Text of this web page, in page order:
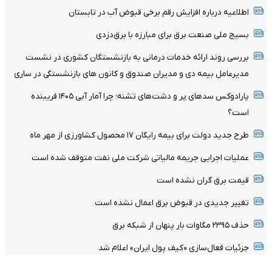
اطلاعیه درباره افزایش رقم برخی قبوض آب در تابستان
بسیج ملی صنعت برق برای مبارزه با برق‌دزدی
بررسی روند ارائه خدمات درمانی به بازنشستگان کشوری در نشست
مدیرعامل بیمه دی و مدیران صندوق و کانون های بازنشستگی در ساری
پارادوکس سدهای پر و دشت‌های تشنه؛ چرا آمار آبی ۱۴۰۵ فریبنده
است؟
طرح جدید دولت برای بیمه رایگان ۱۷ محصول کشاورزی از مهر ماه
عملیات اجرایی جریمه مالیاتی شرکت ملی نفت متوقف شده است
قیمت برق گران نشده است
تغییر جدیدی در قبوض برق اعمال نشده است
حذف ۲۳۹۵ مگاوات بار پنهان از شبکه برق
جزئیات فعال‌سازی «کیف پول ایران» اعلام شد